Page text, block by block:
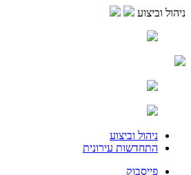
ניהול וביצוע
ניהול וביצוע
התחדשות עירונית
פייסבוק